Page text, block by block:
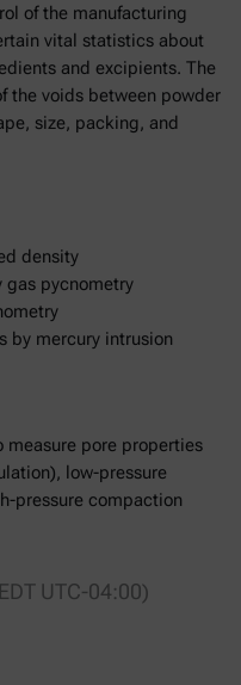
of the manufacturing
vital statistics about
and excipients. The
the voids between powder
size, packing, and
density
gas pycnometry
by mercury intrusion
measure pore properties
low-pressure
pressure compaction
UTC-04:00)